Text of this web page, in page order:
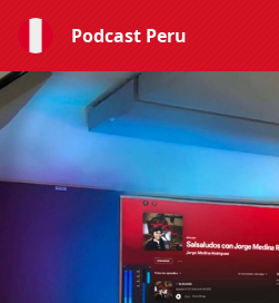
Podcast Peru